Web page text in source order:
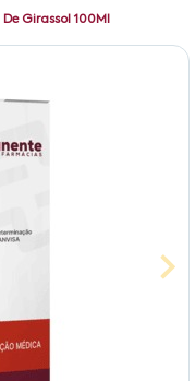
Girassol 100Ml